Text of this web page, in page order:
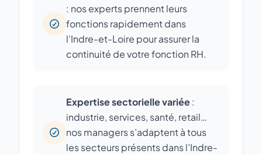
: nos experts prennent leurs
fonctions rapidement dans
l’Indre-et-Loire pour assurer la
continuité de votre fonction RH.
Expertise sectorielle variée:
industrie, services, santé, retail…
nos managers s’adaptent à tous
les secteurs présents dans l’Indre-